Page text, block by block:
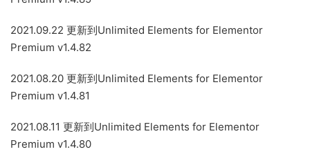
2021.09.22 更新到Unlimited Elements for Elementor
Premium v1.4.82
2021.08.20 更新到Unlimited Elements for Elementor
Premium v1.4.81
2021.08.11 更新到Unlimited Elements for Elementor
Premium v1.4.80